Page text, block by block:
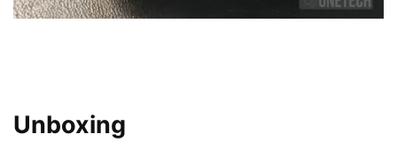
Unboxing